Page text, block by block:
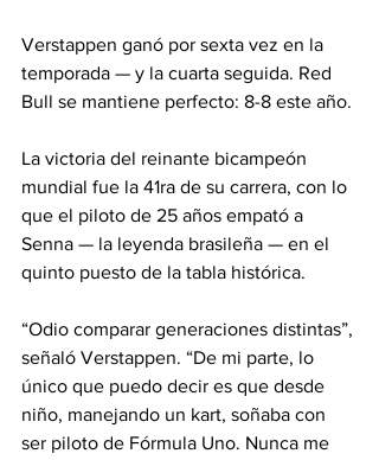
Verstappen ganó por sexta vez en la
temporada — y la cuarta seguida. Red
Bull se mantiene perfecto: 8-8 este año.
La victoria del reinante bicampeón
mundial fue la 41ra de su carrera, con lo
que el piloto de 25 años empató a
Senna — la leyenda brasileña — en el
quinto puesto de la tabla histórica.
“Odio comparar generaciones distintas”,
señaló Verstappen. “De mi parte, lo
único que puedo decir es que desde
niño, manejando un kart, soñaba con
ser piloto de Fórmula Uno. Nunca me